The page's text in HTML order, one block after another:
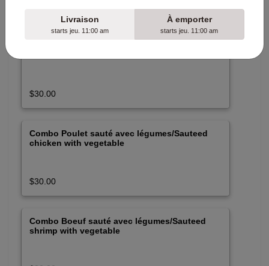
Livraison
starts jeu. 11:00 am
À emporter
starts jeu. 11:00 am
$30.00
Combo Poulet sauté avec légumes/Sauteed
chicken with vegetable
$30.00
Combo Boeuf sauté avec légumes/Sauteed
shrimp with vegetable